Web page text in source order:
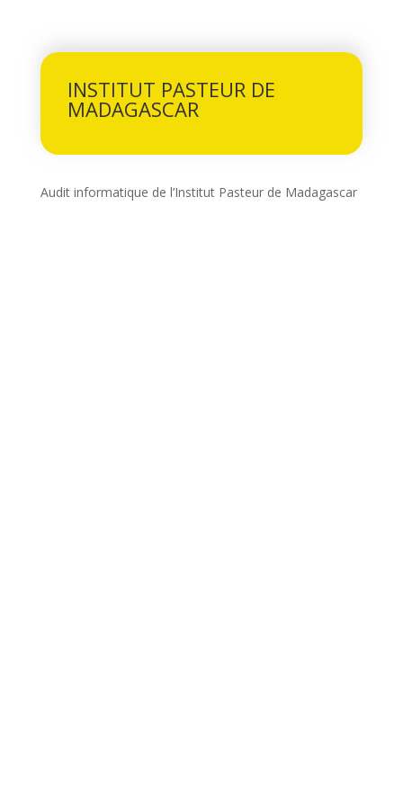
INSTITUT PASTEUR DE
MADAGASCAR
Audit informatique de l’Institut Pasteur de Madagascar